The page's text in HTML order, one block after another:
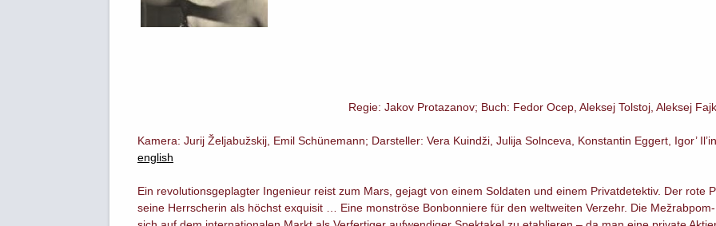
Regie: Jakov Protazanov; Buch: Fedor Ocep, Aleksej Tolstoj, Aleksej
Kamera: Jurij Željabužskij, Emil Schünemann; Darsteller: Vera Kuindži, Julija Solnceva, Konstantin Eggert, Igor’
english
Ein revolutionsgeplagter Ingenieur reist zum Mars, gejagt von einem Soldaten und einem Privatdetektiv. Der rote
seine Herrscherin als höchst exquisit … Eine monströse Bonbonniere für den weltweiten Verzehr. Die